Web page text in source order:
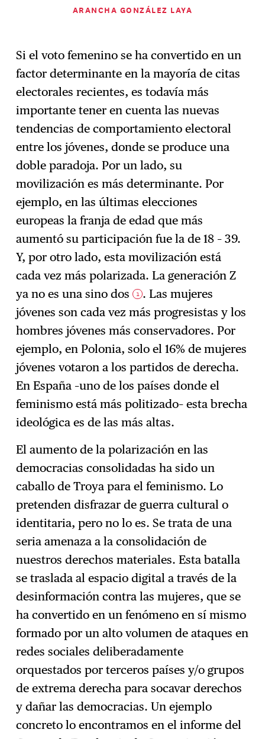
ARANCHA GONZÁLEZ LAYA
Si el voto femenino se ha convertido en un
factor determinante en la mayoría de citas
electorales recientes, es todavía más
importante tener en cuenta las nuevas
tendencias de comportamiento electoral
entre los jóvenes, donde se produce una
doble paradoja. Por un lado, su
movilización es más determinante. Por
ejemplo, en las últimas elecciones
europeas la franja de edad que más
aumentó su participación fue la de 18 – 39.
Y, por otro lado, esta movilización está
cada vez más polarizada. La generación Z
ya no es una sino dos 1 . Las mujeres
jóvenes son cada vez más progresistas y los
hombres jóvenes más conservadores. Por
ejemplo, en Polonia, solo el 16% de mujeres
jóvenes votaron a los partidos de derecha.
En España –uno de los países donde el
feminismo está más politizado– esta brecha
ideológica es de las más altas.
El aumento de la polarización en las
democracias consolidadas ha sido un
caballo de Troya para el feminismo. Lo
pretenden disfrazar de guerra cultural o
identitaria, pero no lo es. Se trata de una
seria amenaza a la consolidación de
nuestros derechos materiales. Esta batalla
se traslada al espacio digital a través de la
desinformación contra las mujeres, que se
ha convertido en un fenómeno en sí mismo
formado por un alto volumen de ataques en
redes sociales deliberadamente
orquestados por terceros países y/o grupos
de extrema derecha para socavar derechos
y dañar las democracias. Un ejemplo
concreto lo encontramos en el informe del